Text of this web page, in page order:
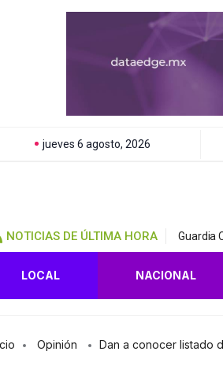
jueves 6 agosto, 2026
NOTICIAS DE ÚLTIMA HORA Guardia
LOCAL NACIONAL
Opinión Dan a conocer listado